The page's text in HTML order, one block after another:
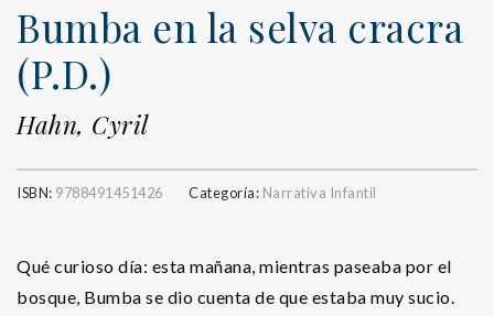
Bumba en la selva cracra
(P.D.)
Hahn, Cyril
ISBN: 9788491451426 Categoría: Narrativa Infantil
Qué curioso día: esta mañana, mientras paseaba por el
bosque, Bumba se dio cuenta de que estaba muy sucio.